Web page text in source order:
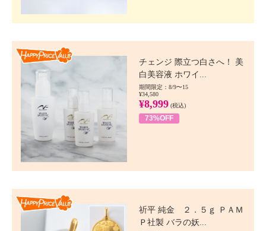
チェンジ 際立つ白さへ！ 美
白美容液 ホワイ...
期間限定：8/9〜15
¥34,580
¥8,999 (税込)
73%OFF
祈平 純金 ２．５ｇ ＰＡＭ
Ｐ社製 バラの妖...